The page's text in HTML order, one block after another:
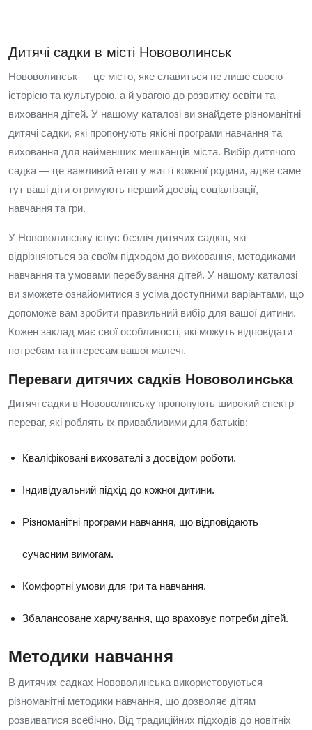
Дитячі садки в місті Нововолинськ
Нововолинськ — це місто, яке славиться не лише своєю
історією та культурою, а й увагою до розвитку освіти та
виховання дітей. У нашому каталозі ви знайдете різноманітні
дитячі садки, які пропонують якісні програми навчання та
виховання для найменших мешканців міста. Вибір дитячого
садка — це важливий етап у житті кожної родини, адже саме
тут ваші діти отримують перший досвід соціалізації,
навчання та гри.
У Нововолинську існує безліч дитячих садків, які
відрізняються за своїм підходом до виховання, методиками
навчання та умовами перебування дітей. У нашому каталозі
ви зможете ознайомитися з усіма доступними варіантами, що
допоможе вам зробити правильний вибір для вашої дитини.
Кожен заклад має свої особливості, які можуть відповідати
потребам та інтересам вашої малечі.
Переваги дитячих садків Нововолинська
Дитячі садки в Нововолинську пропонують широкий спектр
переваг, які роблять їх привабливими для батьків:
Кваліфіковані вихователі з досвідом роботи.
Індивідуальний підхід до кожної дитини.
Різноманітні програми навчання, що відповідають
сучасним вимогам.
Комфортні умови для гри та навчання.
Збалансоване харчування, що враховує потреби дітей.
Методики навчання
В дитячих садках Нововолинська використовуються
різноманітні методики навчання, що дозволяє дітям
розвиватися всебічно. Від традиційних підходів до новітніх